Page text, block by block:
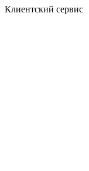
Клиентский сервис